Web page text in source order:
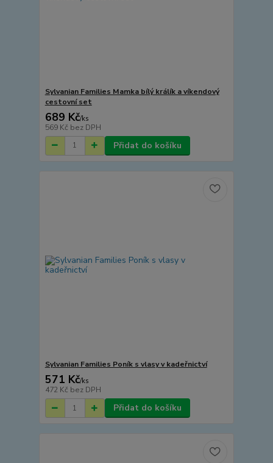
Sylvanian Families Mamka bílý králík a víkendový
cestovní set
689 Kč/ks
569 Kč bez DPH
Přidat do košíku
Sylvanian Families Poník s vlasy v kadeřnictví
571 Kč/ks
472 Kč bez DPH
Přidat do košíku